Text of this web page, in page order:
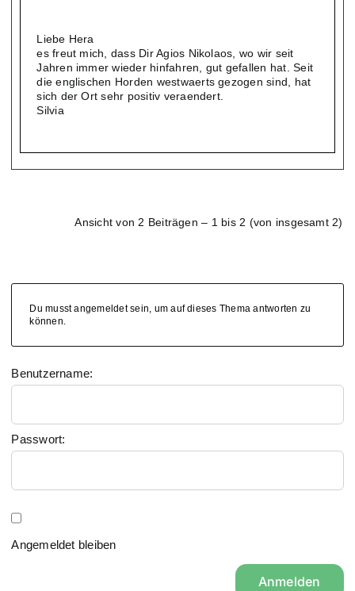
Liebe Hera
es freut mich, dass Dir Agios Nikolaos, wo wir seit
Jahren immer wieder hinfahren, gut gefallen hat. Seit
die englischen Horden westwaerts gezogen sind, hat
sich der Ort sehr positiv veraendert.
Silvia
Ansicht von 2 Beiträgen – 1 bis 2 (von insgesamt 2)
Du musst angemeldet sein, um auf dieses Thema antworten zu
können.
Benutzername:
Passwort:
Angemeldet bleiben
Anmelden